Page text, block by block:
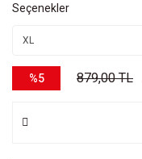
Seçenekler
%5 879,00 TL